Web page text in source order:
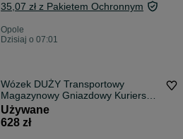
35,07 zł z Pakietem Ochronnym
Opole
Dzisiaj o 07:01
Wózek DUŻY Transportowy
Magazynowy Gniazdowy Kurierski
Siatkowy Kosz Rollkontener
80x100x190cm
Używane
628 zł